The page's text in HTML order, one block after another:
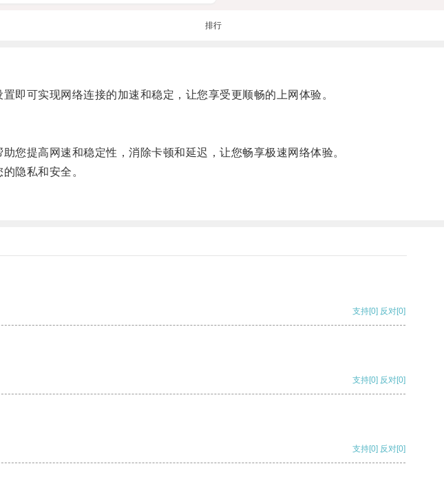
排行
可实现网络连接的加速和稳定，让您享受更顺畅的上网体验。
提高网速和稳定性，消除卡顿和延迟，让您畅享极速网络体验。
隐私和安全。
支持[0] 反对[0]
支持[0] 反对[0]
支持[0] 反对[0]